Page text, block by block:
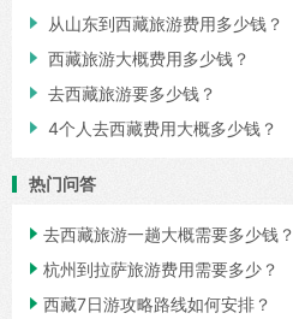
 从山东到西藏旅游费用多少钱？
 西藏旅游大概费用多少钱？
 去西藏旅游要多少钱？
 4个人去西藏费用大概多少钱？
热门问答
 去西藏旅游一趟大概需要多少钱？
 杭州到拉萨旅游费用需要多少？
 西藏7日游攻略路线如何安排？